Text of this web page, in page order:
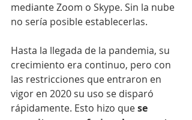
mediante Zoom o Skype. Sin la nube
no sería posible establecerlas.
Hasta la llegada de la pandemia, su
crecimiento era continuo, pero con
las restricciones que entraron en
vigor en 2020 su uso se disparó
rápidamente. Esto hizo que se